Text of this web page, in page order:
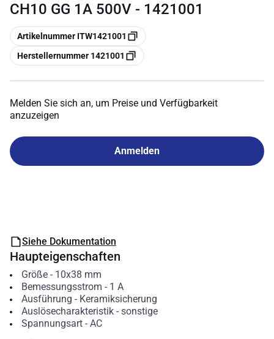
CH10 GG 1A 500V - 1421001
Kopieren
Artikelnummer ITW1421001
Kopieren
Herstellernummer 1421001
Melden Sie sich an, um Preise und Verfügbarkeit
anzuzeigen
Anmelden
Siehe Dokumentation
Haupteigenschaften
Größe- 10x38 mm
Bemessungsstrom - 1 A
Ausführung - Keramiksicherung
Auslösecharakteristik- sonstige
Spannungsart- AC